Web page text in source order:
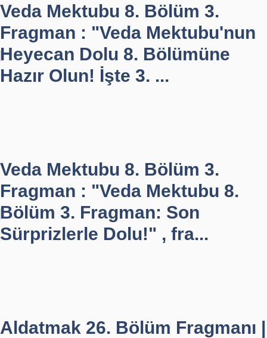
Veda Mektubu 8. Bölüm 3.
Fragman : "Veda Mektubu'nun
Heyecan Dolu 8. Bölümüne
Hazır Olun! İşte 3. ...
Veda Mektubu 8. Bölüm 3.
Fragman : "Veda Mektubu 8.
Bölüm 3. Fragman: Son
Sürprizlerle Dolu!" , fra...
Aldatmak 26. Bölüm Fragmanı |